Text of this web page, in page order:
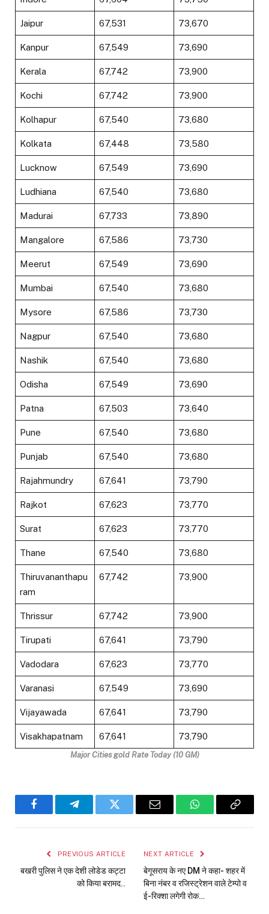
Jaipur ₹67,531 ₹73,670
Kanpur ₹67,549 ₹73,690
Kerala ₹67,742 ₹73,900
Kochi ₹67,742 ₹73,900
Kolhapur ₹67,540 ₹73,680
Kolkata ₹67,448 ₹73,580
Lucknow ₹67,549 ₹73,690
Ludhiana ₹67,540 ₹73,680
Madurai ₹67,733 ₹73,890
Mangalore ₹67,586 ₹73,730
Meerut ₹67,549 ₹73,690
Mumbai ₹67,540 ₹73,680
Mysore ₹67,586 ₹73,730
Nagpur ₹67,540 ₹73,680
Nashik ₹67,540 ₹73,680
Odisha ₹67,549 ₹73,690
Patna ₹67,503 ₹73,640
Pune ₹67,540 ₹73,680
Punjab ₹67,540 ₹73,680
Rajahmundry ₹67,641 ₹73,790
Rajkot ₹67,623 ₹73,770
Surat ₹67,623 ₹73,770
Thane ₹67,540 ₹73,680
Thiruvananthapu
ram
₹67,742 ₹73,900
Thrissur ₹67,742 ₹73,900
Tirupati ₹67,641 ₹73,790
Vadodara ₹67,623 ₹73,770
Varanasi ₹67,549 ₹73,690
Vijayawada ₹67,641 ₹73,790
Visakhapatnam ₹67,641 ₹73,790
Major Cities gold Rate Today (10 GM)
FacebookTelegramTwitter Email WhatsAppCopy
PREVIOUS ARTICLE
बखरी पुलिस ने एक देशी लोडेड कट्टा
को किया बरामद..
NEXT ARTICLE
बेगूसराय के नए DM ने कहा- शहर में
बिना नंबर व रजिस्ट्रेशन वाले टेम्पो व
ई-रिक्शा लगेगी रोक…